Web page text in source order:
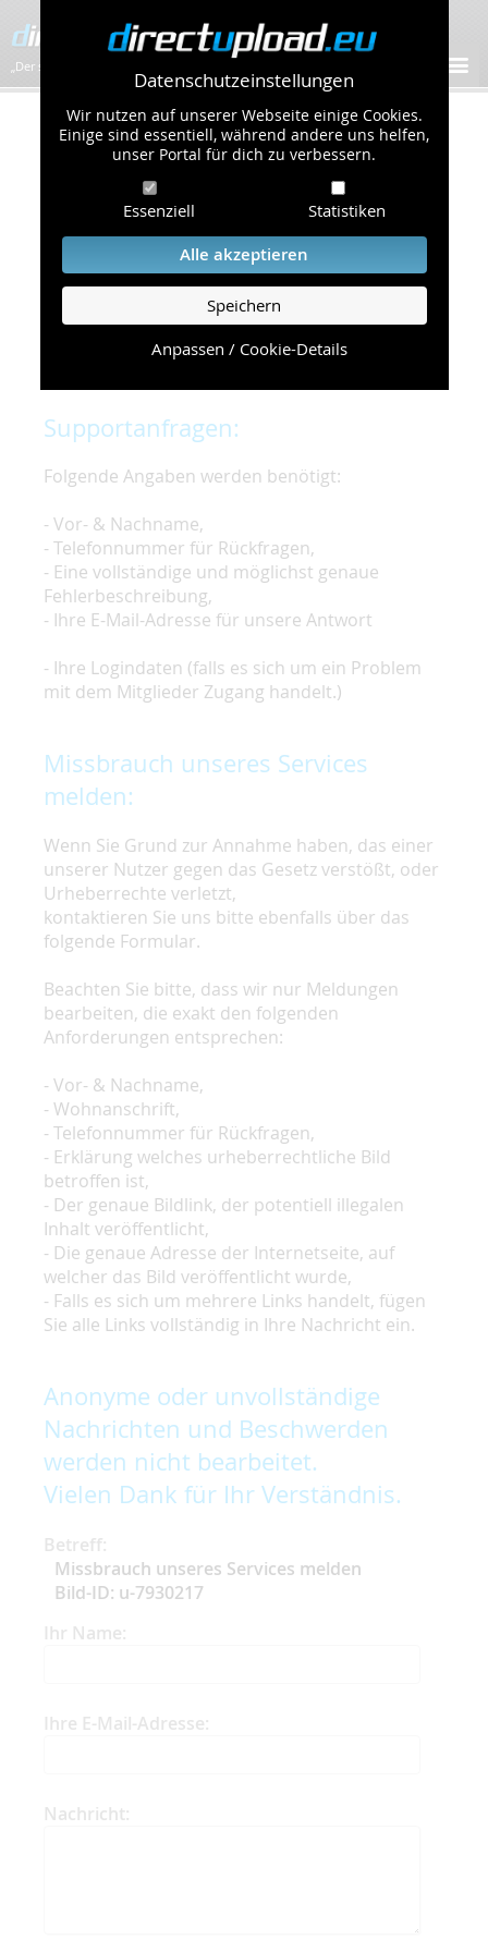
Datenschutzeinstellungen
Wir nutzen auf unserer Webseite einige Cookies.
Einige sind essentiell, während andere uns helfen,
unser Portal für dich zu verbessern.
Essenziell Statistiken
Alle akzeptieren
Speichern
Anpassen / Cookie-Details
„Der schnellste Bilder-Hoster im Web!”
Kontakt & Support
Um eine schnelle und unkomplizierte
Bearbeitung Ihres Problems zu gewährleisten,
bitten wir Sie,
folgende Punkte zu beachten und einzuhalten.
Die schnellste Hilfe finden Sie auf unserer
Seite, die die häufig gestellten Fragen
Supportanfragen:
Folgende Angaben werden benötigt:
- Vor- & Nachname,
- Telefonnummer für Rückfragen,
- Eine vollständige und möglichst genaue
Fehlerbeschreibung,
- Ihre E-Mail-Adresse für unsere Antwort
- Ihre Logindaten (falls es sich um ein Problem
mit dem Mitglieder Zugang handelt.)
Missbrauch unseres Services
melden:
Wenn Sie Grund zur Annahme haben, das einer
unserer Nutzer gegen das Gesetz verstößt, oder
Urheberrechte verletzt,
kontaktieren Sie uns bitte ebenfalls über das
folgende Formular.
Beachten Sie bitte, dass wir nur Meldungen
bearbeiten, die exakt den folgenden
Anforderungen entsprechen:
- Vor- & Nachname,
- Wohnanschrift,
- Telefonnummer für Rückfragen,
- Erklärung welches urheberrechtliche Bild
betroffen ist,
- Der genaue Bildlink, der potentiell illegalen
Inhalt veröffentlicht,
- Die genaue Adresse der Internetseite, auf
welcher das Bild veröffentlicht wurde,
- Falls es sich um mehrere Links handelt, fügen
Sie alle Links vollständig in Ihre Nachricht ein.
Anonyme oder unvollständige
Nachrichten und Beschwerden
werden nicht bearbeitet.
Vielen Dank für Ihr Verständnis.
Betreff:
Missbrauch unseres Services melden
Bild-ID: u-7930217
Ihr Name:
Ihre E-Mail-Adresse:
Nachricht: